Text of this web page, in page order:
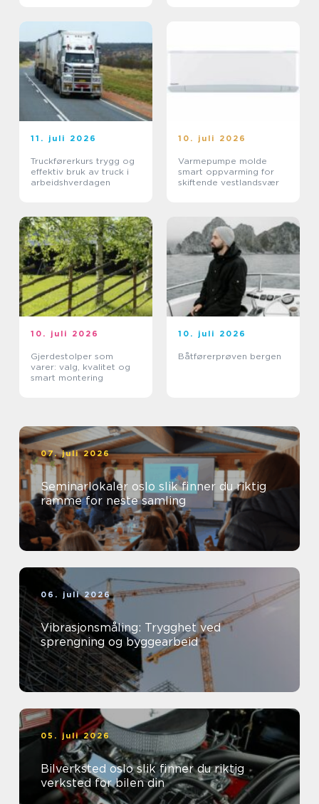
11. juli 2026
Truckførerkurs trygg og
effektiv bruk av truck i
arbeidshverdagen
10. juli 2026
Varmepumpe molde
smart oppvarming for
skiftende vestlandsvær
10. juli 2026
Gjerdestolper som
varer: valg, kvalitet og
smart montering
10. juli 2026
Båtførerprøven bergen
07. juli 2026
Seminarlokaler oslo slik finner du riktig
ramme for neste samling
06. juli 2026
Vibrasjonsmåling: Trygghet ved
sprengning og byggearbeid
05. juli 2026
Bilverksted oslo slik finner du riktig
verksted for bilen din